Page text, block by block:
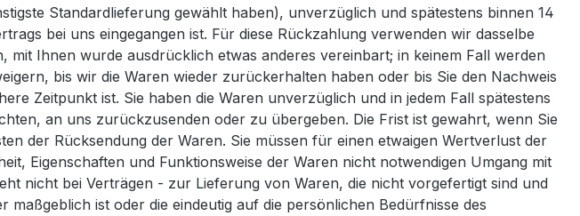
Standardlieferung gewählt haben), unverzüglich und spätestens binnen 14
bei uns eingegangen ist. Für diese Rückzahlung verwenden wir dasselbe
Ihnen wurde ausdrücklich etwas anderes vereinbart; in keinem Fall werden
bis wir die Waren wieder zurückerhalten haben oder bis Sie den Nachweis
Zeitpunkt ist. Sie haben die Waren unverzüglich und in jedem Fall spätestens
an uns zurückzusenden oder zu übergeben. Die Frist ist gewahrt, wenn Sie
der Rücksendung der Waren. Sie müssen für einen etwaigen Wertverlust der
Eigenschaften und Funktionsweise der Waren nicht notwendigen Umgang mit
nicht bei Verträgen - zur Lieferung von Waren, die nicht vorgefertigt sind und
ist oder die eindeutig auf die persönlichen Bedürfnisse des